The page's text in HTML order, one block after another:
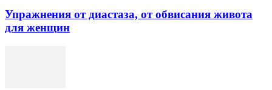
Упражнения от диастаза, от обвисания живота
для женщин